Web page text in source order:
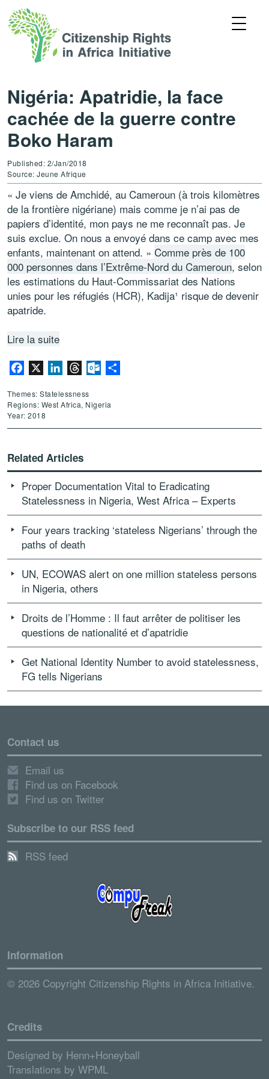
Nigéria: Apatridie, la face
cachée de la guerre contre
Boko Haram
Published: 2/Jan/2018
Source: Jeune Afrique
« Je viens de Amchidé, au Cameroun (à trois kilomètres
de la frontière nigériane) mais comme je n’ai pas de
papiers d’identité, mon pays ne me reconnaît pas. Je
suis exclue. On nous a envoyé dans ce camp avec mes
enfants, maintenant on attend. » Comme près de 100
000 personnes dans l’Extrême-Nord du Cameroun, selon
les estimations du Haut-Commissariat des Nations
unies pour les réfugiés (HCR), Kadija¹ risque de devenir
apatride.
Lire la suite
Facebook LinkedInThreadsOutlook.com
Themes: Statelessness
Regions: West Africa, Nigeria
Year: 2018
Related Articles
Proper Documentation Vital to Eradicating
Statelessness in Nigeria, West Africa – Experts
Four years tracking ‘stateless Nigerians’ through the
paths of death
UN, ECOWAS alert on one million stateless persons
in Nigeria, others
Droits de l’Homme : Il faut arrêter de politiser les
questions de nationalité et d’apatridie
Get National Identity Number to avoid statelessness,
FG tells Nigerians
Contact us
Email us
Find us on Facebook
Find us on Twitter
Subscribe to our RSS feed
RSS feed
Information
© 2026 Copyright Citizenship Rights in Africa Initiative.
Credits
Designed by Henn+Honeyball
Translations by WPML